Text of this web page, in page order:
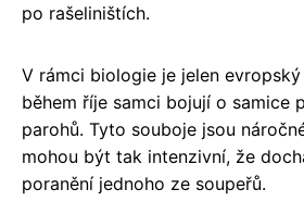
po rašeliništích.
V rámci biologie je jelen
během říje samci bojují o samice
parohů. Tyto souboje jsou
mohou být tak intenzivní, že
poranění jednoho ze soupeřů.